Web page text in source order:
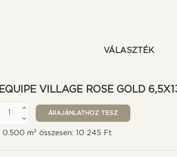
VÁLASZTÉK
EQUIPE VILLAGE ROSE GOLD
0.500 m² összesen: 10 245 Ft